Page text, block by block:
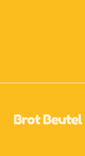
Brot Beutel